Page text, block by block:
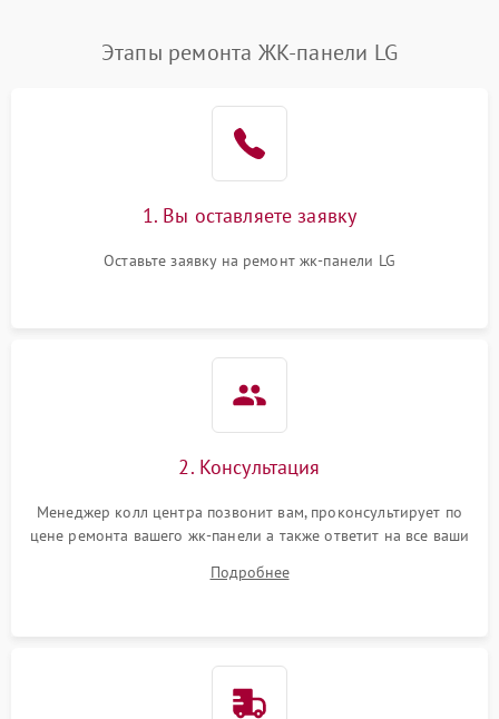
Этапы ремонта ЖК-панели LG
1. Вы оставляете заявку
Оставьте заявку на ремонт жк-панели LG
2. Консультация
Менеджер колл центра позвонит вам, проконсультирует по
цене ремонта вашего жк-панели а также ответит на все ваши
Подробнее